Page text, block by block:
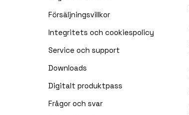
Försäljningsvillkor
Integritets och cookiespolicy
Service och support
Downloads
Digitalt produktpass
Frågor och svar